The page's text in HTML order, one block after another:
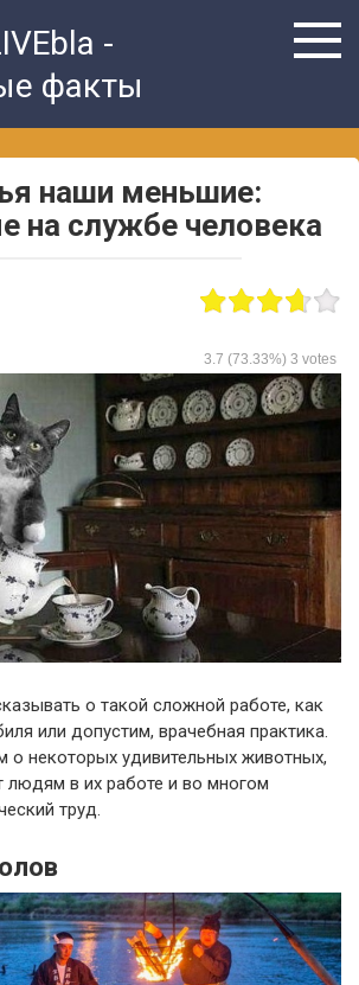
-
факты
наши меньшие:
на службе человека
3.7 (73.33%) 3 votes
о такой сложной работе, как
или допустим, врачебная практика.
о некоторых удивительных животных,
в их работе и во многом
труд.